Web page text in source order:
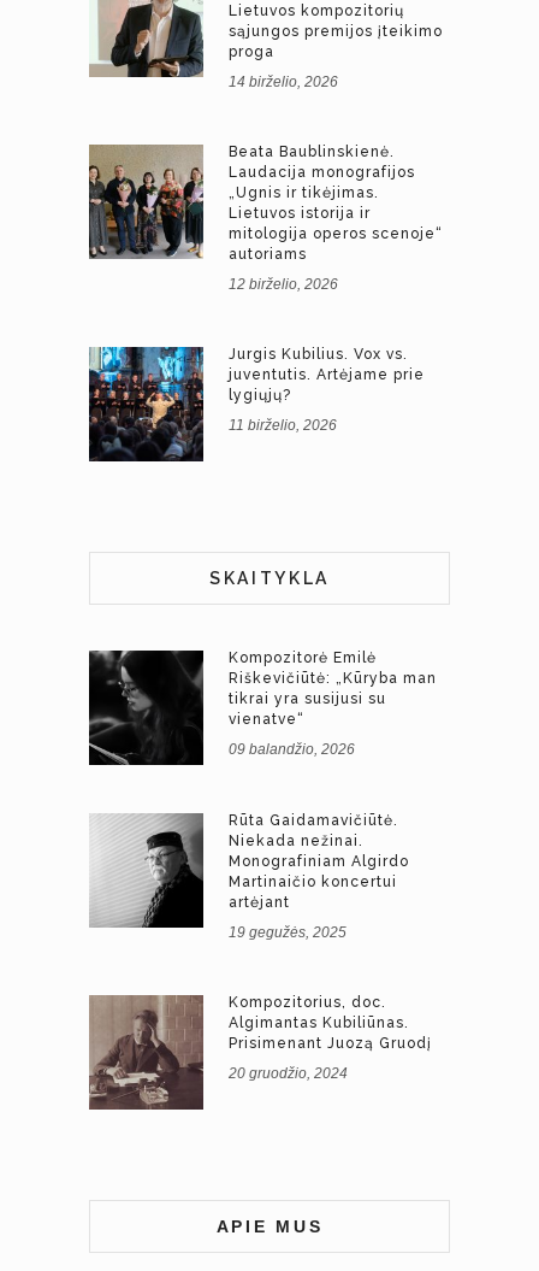
Lietuvos kompozitorių
sąjungos premijos įteikimo
proga
14 birželio, 2026
Beata Baublinskienė.
Laudacija monografijos
„Ugnis ir tikėjimas.
Lietuvos istorija ir
mitologija operos scenoje“
autoriams
12 birželio, 2026
Jurgis Kubilius. Vox vs.
juventutis. Artėjame prie
lygiųjų?
11 birželio, 2026
SKAITYKLA
Kompozitorė Emilė
Riškevičiūtė: „Kūryba man
tikrai yra susijusi su
vienatve“
09 balandžio, 2026
Rūta Gaidamavičiūtė.
Niekada nežinai.
Monografiniam Algirdo
Martinaičio koncertui
artėjant
19 gegužės, 2025
Kompozitorius, doc.
Algimantas Kubiliūnas.
Prisimenant Juozą Gruodį
20 gruodžio, 2024
APIE MUS